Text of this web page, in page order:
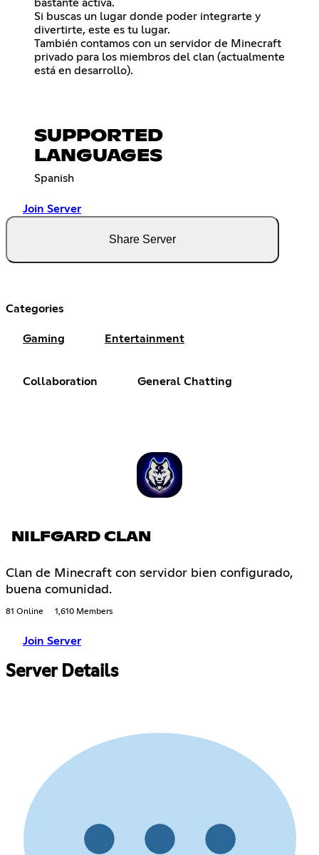
bastante activa.
Si buscas un lugar donde poder integrarte y
divertirte, este es tu lugar.
También contamos con un servidor de Minecraft
privado para los miembros del clan (actualmente
está en desarrollo).
SUPPORTED
LANGUAGES
Spanish
Join Server
Share Server
Categories
Gaming Entertainment
Collaboration General Chatting
NILFGARD CLAN
Clan de Minecraft con servidor bien configurado,
buena comunidad.
81 Online 1,610 Members
Join Server
Server Details